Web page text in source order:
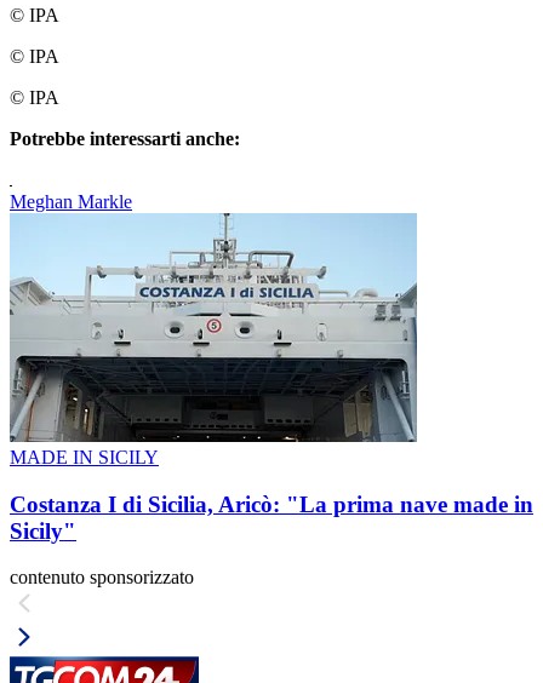
© IPA
© IPA
© IPA
Potrebbe interessarti anche:
Meghan Markle
MADE IN SICILY
Costanza I di Sicilia, Aricò: "La prima nave made in
Sicily"
contenuto sponsorizzato